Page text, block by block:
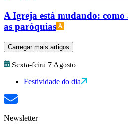
A Igreja está mudando:
as paróquias
Carregar mais artigos
Sexta-feira 7 Agosto
Festividade do dia
Newsletter